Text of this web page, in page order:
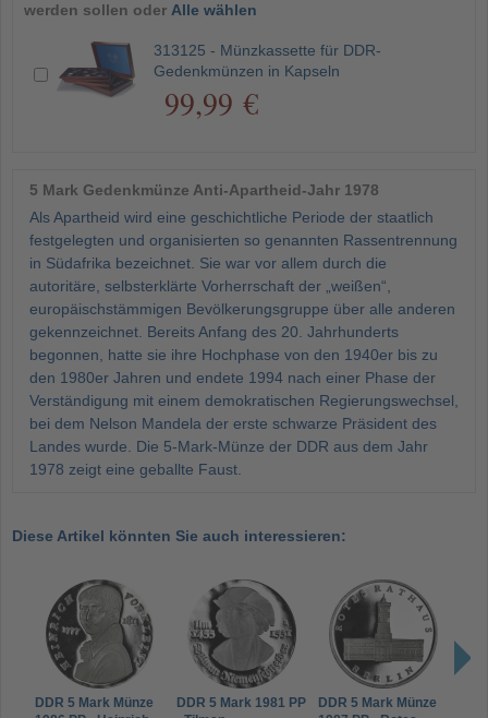
werden sollen oder Alle wählen
313125 - Münzkassette für DDR-
Gedenkmünzen in Kapseln
99,99 €
5 Mark Gedenkmünze Anti-Apartheid-Jahr 1978
Als Apartheid wird eine geschichtliche Periode der staatlich
festgelegten und organisierten so genannten Rassentrennung
in Südafrika bezeichnet. Sie war vor allem durch die
autoritäre, selbsterklärte Vorherrschaft der „weißen“,
europäischstämmigen Bevölkerungsgruppe über alle anderen
gekennzeichnet. Bereits Anfang des 20. Jahrhunderts
begonnen, hatte sie ihre Hochphase von den 1940er bis zu
den 1980er Jahren und endete 1994 nach einer Phase der
Verständigung mit einem demokratischen Regierungswechsel,
bei dem Nelson Mandela der erste schwarze Präsident des
Landes wurde. Die 5-Mark-Münze der DDR aus dem Jahr
1978 zeigt eine geballte Faust.
Diese Artikel könnten Sie auch interessieren:
DDR 5 Mark Münze
DDR 5 Mark 1981 PP
DDR 5 Mark Münze